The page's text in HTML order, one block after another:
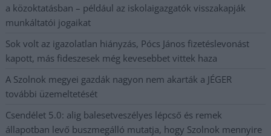
a közoktatásban – például az iskolaigazgatók visszakapják
munkáltatói jogaikat
Sok volt az igazolatlan hiányzás, Pócs János fizetéslevonást
kapott, más fideszesek még kevesebbet vittek haza
A Szolnok megyei gazdák nagyon nem akarták a JÉGER
további üzemeltetését
Csendélet 5.0: alig balesetveszélyes lépcső és remek
állapotban levő buszmegálló mutatja, hogy Szolnok mennyire